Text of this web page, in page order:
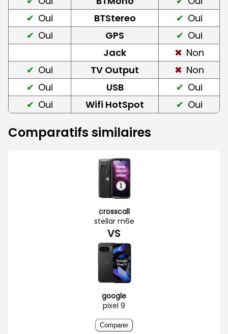
Oui
BTStereo
Oui
Oui
GPS
Oui
Jack
Non
Oui
TV Output
Non
Oui
USB
Oui
Oui
Wifi HotSpot Oui
Comparatifs similaires
crosscall
stellar m6e
VS
google
pixel 9
Comparer